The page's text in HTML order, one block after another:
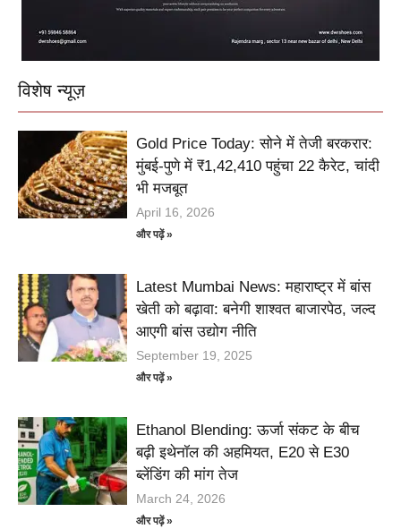
विशेष न्यूज़
Gold Price Today: सोने में तेजी बरकरार:
मुंबई-पुणे में ₹1,42,410 पहुंचा 22 कैरेट, चांदी
भी मजबूत
April 16, 2026
और पढ़ें »
Latest Mumbai News: महाराष्ट्र में बांस
खेती को बढ़ावा: बनेगी शाश्वत बाजारपेठ, जल्द
आएगी बांस उद्योग नीति
September 19, 2025
और पढ़ें »
Ethanol Blending: ऊर्जा संकट के बीच
बढ़ी इथेनॉल की अहमियत, E20 से E30
ब्लेंडिंग की मांग तेज
March 24, 2026
और पढ़ें »